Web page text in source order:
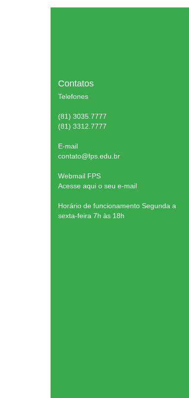
Contatos
Telefones
(81) 3035.7777
(81) 3312.7777
E-mail
contato@fps.edu.br
Webmail FPS
Acesse aqui o seu e-mail
Horário de funcionamento Segunda a
sexta-feira 7h às 18h